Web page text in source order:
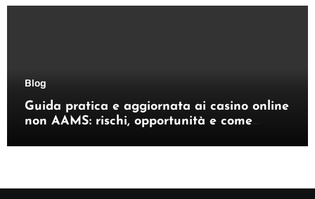
Blog
Guida pratica e aggiornata ai casino online
non AAMS: rischi, opportunità e come